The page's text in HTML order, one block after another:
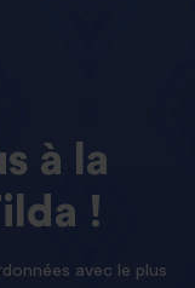
à
la
!
avec le plus